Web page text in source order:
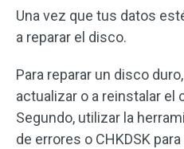
Una vez que tus datos
a reparar el disco.
Para reparar un disco
actualizar o a reinstalar el
Segundo, utilizar la
de errores o CHKDSK